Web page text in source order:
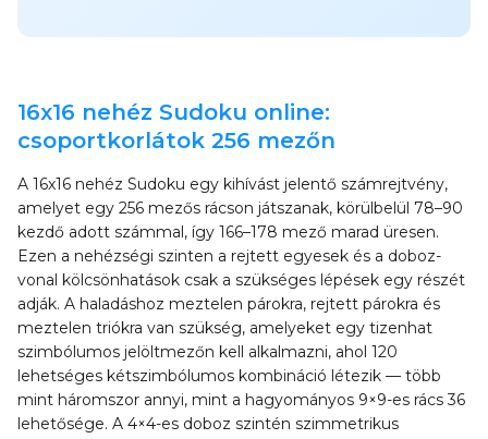
16x16 nehéz Sudoku online:
csoportkorlátok 256 mezőn
A 16x16 nehéz Sudoku egy kihívást jelentő számrejtvény,
amelyet egy 256 mezős rácson játszanak, körülbelül 78–90
kezdő adott számmal, így 166–178 mező marad üresen.
Ezen a nehézségi szinten a rejtett egyesek és a doboz-
vonal kölcsönhatások csak a szükséges lépések egy részét
adják. A haladáshoz meztelen párokra, rejtett párokra és
meztelen triókra van szükség, amelyeket egy tizenhat
szimbólumos jelöltmezőn kell alkalmazni, ahol 120
lehetséges kétszimbólumos kombináció létezik — több
mint háromszor annyi, mint a hagyományos 9×9-es rács 36
lehetősége. A 4×4-es doboz szintén szimmetrikus